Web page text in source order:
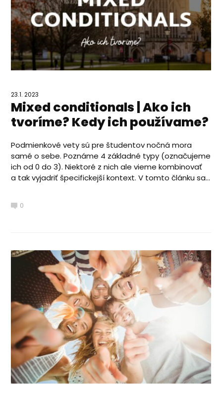
23.1. 2023
Mixed conditionals | Ako ich
tvoríme? Kedy ich používame?
Podmienkové vety sú pre študentov nočná mora
samé o sebe. Poznáme 4 základné typy (označujeme
ich od 0 do 3). Niektoré z nich ale vieme kombinovať
a tak vyjadriť špecifickejší kontext. V tomto článku sa...
0